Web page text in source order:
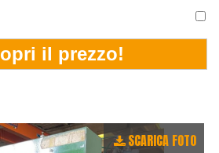
SCARICA FOTO